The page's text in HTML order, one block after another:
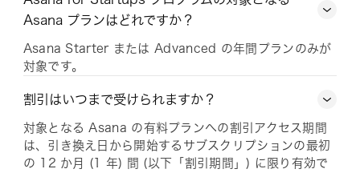
Asana プランはどれですか？
Asana Starter または Advanced の年間プランのみが
対象です。
割引はいつまで受けられますか？
対象となる Asana の有料プランへの割引アクセス期間
は、引き換え日から開始するサブスクリプションの最初
の 12 か月 (1 年) 間 (以下「割引期間」) に限り有効で